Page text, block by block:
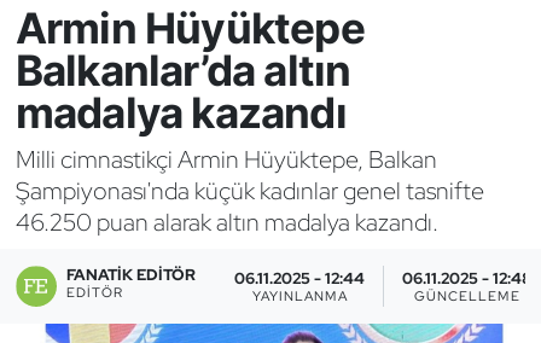
Armin Hüyüktepe
Balkanlar’da altın
madalya kazandı
Milli cimnastikçi Armin Hüyüktepe, Balkan
Şampiyonası'nda küçük kadınlar genel tasnifte
46.250 puan alarak altın madalya kazandı.
FANATIK EDITÖR
EDITÖR
06.11.2025 - 12:44
YAYINLANMA
06.11.2025 - 12:48
GÜNCELLEME
Binicilik
Bisiklet
Bocce Bowling Dart
Boks
Briç
Buz Hokeyi